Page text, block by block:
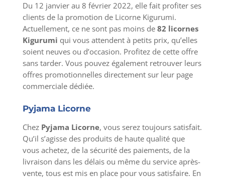
Du 12 janvier au 8 février 2022, elle fait profiter ses
clients de la promotion de Licorne Kigurumi.
Actuellement, ce ne sont pas moins de 82 licornes
Kigurumi qui vous attendent à petits prix, qu’elles
soient neuves ou d’occasion. Profitez de cette offre
sans tarder. Vous pouvez également retrouver leurs
offres promotionnelles directement sur leur page
commerciale dédiée.
Pyjama Licorne
Chez Pyjama Licorne, vous serez toujours satisfait.
Qu’il s’agisse des produits de haute qualité que
vous achetez, de la sécurité des paiements, de la
livraison dans les délais ou même du service après-
vente, tous est mis en place pour vous satisfaire. En